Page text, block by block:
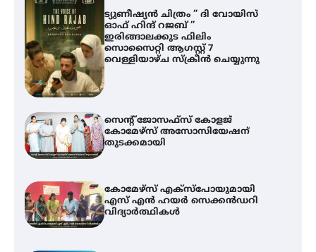
ട്യുണീഷ്യൻ ചിത്രം ” ദി വോയിസ്
ഓഫ് ഹിന്ദ് റജബ് ”
ഇരിങ്ങാലക്കുട ഫിലിം
സൊസൈറ്റി ആഗസ്റ്റ് 7
വെള്ളിയാഴ്ച സ്‌ക്രീൻ ചെയ്യുന്നു
സെന്റ് ജോസഫ്സ് കോളജ്
കോമേഴ്‌സ് അസോസിയേഷന്
തുടക്കമായി
കോമേഴ്സ് എക്സ്പോയുമായി
എസ് എൻ ഹയർ സെക്കൻഡറി
വിദ്യാർത്ഥികൾ